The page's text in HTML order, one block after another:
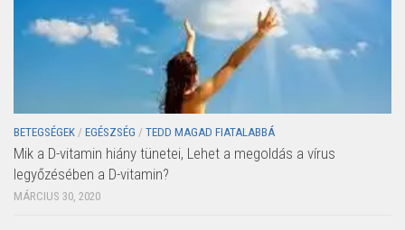
BETEGSÉGEK / EGÉSZSÉG / TEDD MAGAD FIATALABBÁ
Mik a D-vitamin hiány tünetei, Lehet a megoldás a vírus
legyőzésében a D-vitamin?
MÁRCIUS 30, 2020